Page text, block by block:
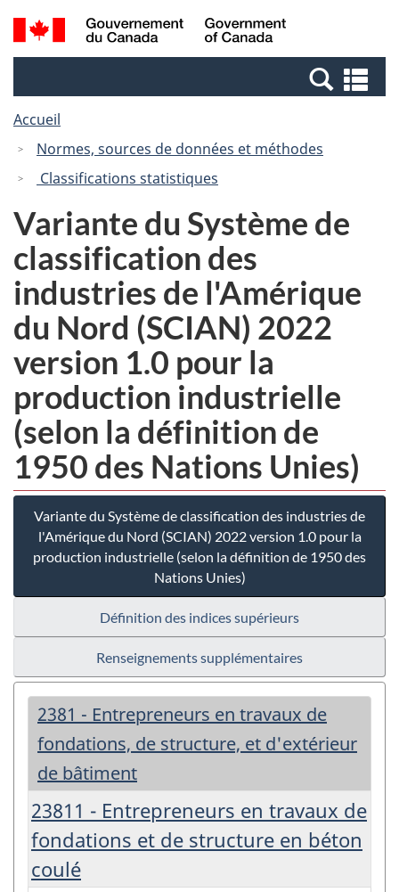
Passer
au
Passer
à
Canada
Recherche
et
et
Accueil
Normes, sources de données et méthodes
Classifications statistiques
Variante du Système de
classification des
industries de l'Amérique
du Nord (SCIAN) 2022
version 1.0 pour la
production industrielle
(selon la définition de
1950 des Nations Unies)
Variante du Système de classification des industries de
l'Amérique du Nord (SCIAN) 2022 version 1.0 pour la
production industrielle (selon la définition de 1950 des
Nations Unies)
Définition des indices supérieurs
Renseignements supplémentaires
2381 - Entrepreneurs en travaux de
fondations, de structure, et d'extérieur
de bâtiment
23811 - Entrepreneurs en travaux de
fondations et de structure en béton
coulé